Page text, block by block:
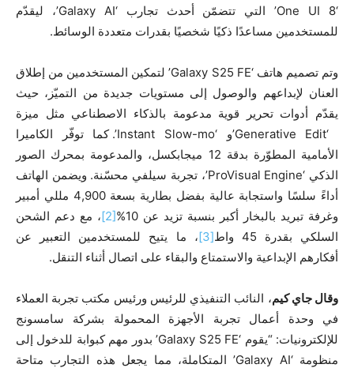
‘One UI 8’ التي تتضمّن أحدث تجارب ‘Galaxy AI’، ليقدّم
للمستخدمين مساعدًا ذكيًا شخصيًا بقدرات متعددة الوسائط.
وتم تصميم هاتف ‘Galaxy S25 FE’ لتمكين المستخدمين من إطلاق
العنان لإبداعهم والوصول إلى مستويات جديدة من التميّز، حيث
يقدّم أدوات تحرير قوية مدعومة بالذكاء الاصطناعي مثل ميزة
‘Generative Edit’و ‘Instant Slow-mo’. كما توفّر الكاميرا
الأمامية المطوّرة بدقة 12 ميجابكسل، والمدعومة بمحرك الصور
الذكي ‘ProVisual Engine’، تجربة سيلفي محسّنة. ويضمن الهاتف
أداءً سلسًا واستجابة عالية بفضل بطارية بسعة 4,900 مللي أمبير
وغرفة تبريد بالبخار أكبر بنسبة تزيد عن 10%
[2]
، مع دعم الشحن
السلكي بقدرة 45 واط
[3]
، ما يتيح للمستخدمين التعبير عن
أفكارهم الإبداعية والاستمتاع والبقاء على اتصال أثناء التنقل.
وقال جاي كيم، النائب التنفيذي للرئيس ورئيس مكتب تجربة العملاء
في وحدة أعمال تجربة الأجهزة المحمولة بشركة سامسونج
للإلكترونيات: “يقوم ‘Galaxy S25 FE’ بدور مهم كبوابة للدخول إلى
منظومة ‘Galaxy AI’ المتكاملة، مما يجعل هذه التجارب متاحة